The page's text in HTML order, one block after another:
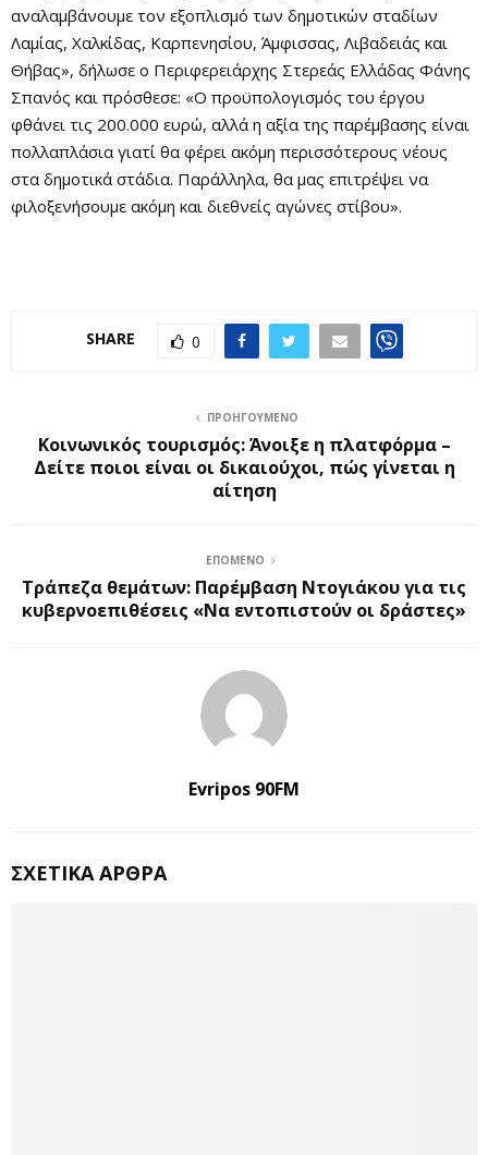
αναλαμβάνουμε τον εξοπλισμό των δημοτικών σταδίων
Λαμίας, Χαλκίδας, Καρπενησίου, Άμφισσας, Λιβαδειάς και
Θήβας», δήλωσε ο Περιφερειάρχης Στερεάς Ελλάδας Φάνης
Σπανός και πρόσθεσε: «Ο προϋπολογισμός του έργου
φθάνει τις 200.000 ευρώ, αλλά η αξία της παρέμβασης είναι
πολλαπλάσια γιατί θα φέρει ακόμη περισσότερους νέους
στα δημοτικά στάδια. Παράλληλα, θα μας επιτρέψει να
φιλοξενήσουμε ακόμη και διεθνείς αγώνες στίβου».
SHARE 0
ΠΡΟΗΓΟΎΜΕΝΟ
Κοινωνικός τουρισμός: Άνοιξε η πλατφόρμα –
Δείτε ποιοι είναι οι δικαιούχοι, πώς γίνεται η
αίτηση
ΕΠΌΜΕΝΟ
Τράπεζα θεμάτων: Παρέμβαση Ντογιάκου για τις
κυβερνοεπιθέσεις «Να εντοπιστούν οι δράστες»
Evripos 90FM
ΣΧΕΤΙΚΆ ΆΡΘΡΑ